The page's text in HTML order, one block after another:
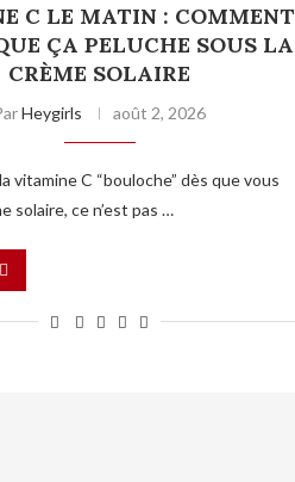
C LE MATIN : COMMENT
ÇA PELUCHE SOUS LA
CRÈME SOLAIRE
Heygirls août 2, 2026
vitamine C “bouloche” dès que vous
solaire, ce n’est pas …